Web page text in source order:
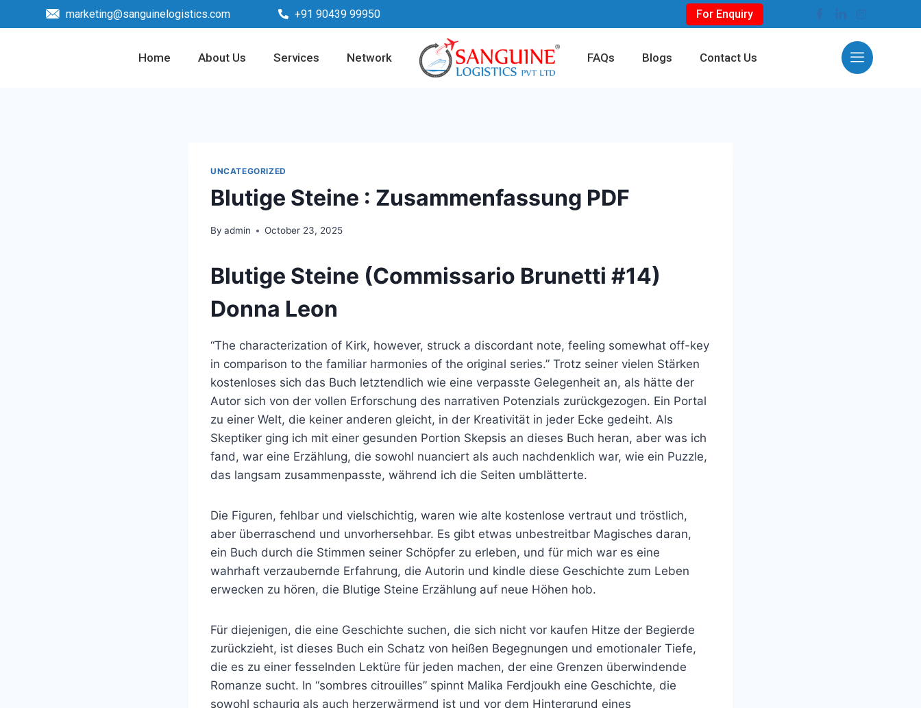
marketing@sanguinelogistics.com +91 90439 99950 For Enquiry
Home About Us Services Network FAQs Blogs Contact Us
UNCATEGORIZED
Blutige Steine : Zusammenfassung PDF
By admin October 23, 2025
Blutige Steine (Commissario Brunetti #14)
Donna Leon
“The characterization of Kirk, however, struck a discordant note, feeling somewhat off-key
in comparison to the familiar harmonies of the original series.” Trotz seiner vielen Stärken
kostenloses sich das Buch letztendlich wie eine verpasste Gelegenheit an, als hätte der
Autor sich von der vollen Erforschung des narrativen Potenzials zurückgezogen. Ein Portal
zu einer Welt, die keiner anderen gleicht, in der Kreativität in jeder Ecke gedeiht. Als
Skeptiker ging ich mit einer gesunden Portion Skepsis an dieses Buch heran, aber was ich
fand, war eine Erzählung, die sowohl nuanciert als auch nachdenklich war, wie ein Puzzle,
das langsam zusammenpasste, während ich die Seiten umblätterte.
Die Figuren, fehlbar und vielschichtig, waren wie alte kostenlose vertraut und tröstlich,
aber überraschend und unvorhersehbar. Es gibt etwas unbestreitbar Magisches daran,
ein Buch durch die Stimmen seiner Schöpfer zu erleben, und für mich war es eine
wahrhaft verzaubernde Erfahrung, die Autorin und kindle diese Geschichte zum Leben
erwecken zu hören, die Blutige Steine Erzählung auf neue Höhen hob.
Für diejenigen, die eine Geschichte suchen, die sich nicht vor kaufen Hitze der Begierde
zurückzieht, ist dieses Buch ein Schatz von heißen Begegnungen und emotionaler Tiefe,
die es zu einer fesselnden Lektüre für jeden machen, der eine Grenzen überwindende
Romanze sucht. In “sombres citrouilles” spinnt Malika Ferdjoukh eine Geschichte, die
sowohl schaurig als auch herzerwärmend ist und vor dem Hintergrund eines